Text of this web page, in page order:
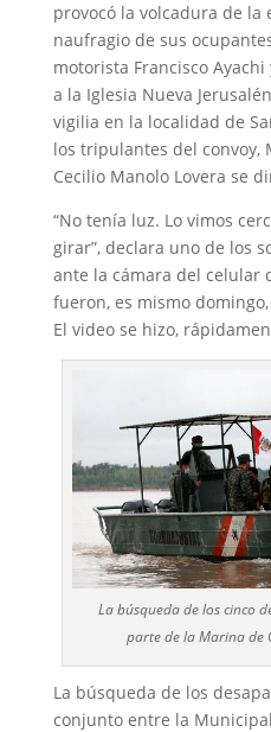
provocó la volcadura de la
naufragio de sus
motorista Francisco
a la Iglesia Nueva
vigilia en la localidad de
los tripulantes del convoy,
Cecilio Manolo Lovera se
“No tenía luz. Lo vimos
girar”, declara uno de los
ante la cámara del celular
fueron, es mismo
El video se hizo,
La búsqueda de los cinco
parte de la Marina de
La búsqueda de los
conjunto entre la